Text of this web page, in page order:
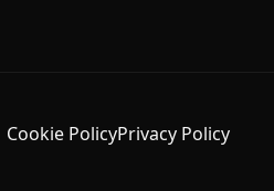
Cookie PolicyPrivacy Policy